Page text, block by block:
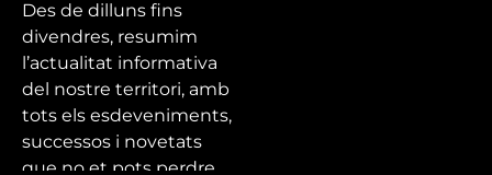
Des de dilluns fins
divendres, resumim
l’actualitat informativa
del nostre territori, amb
tots els esdeveniments,
successos i novetats
que no et pots perdre.